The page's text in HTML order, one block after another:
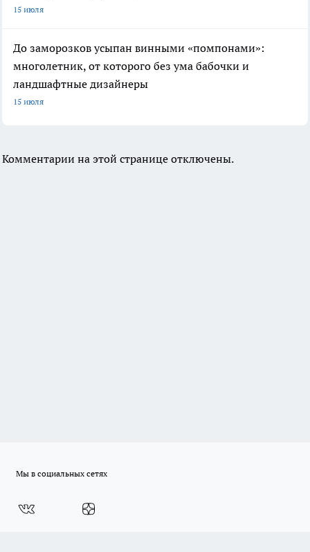
15 июля
До заморозков усыпан винными «помпонами»:
многолетник, от которого без ума бабочки и
ландшафтные дизайнеры
15 июля
Комментарии на этой странице отключены.
Мы в социальных сетях